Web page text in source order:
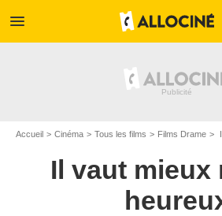
menu
Accueil Cinéma Tous les films Films Drame
Il vaut mieux